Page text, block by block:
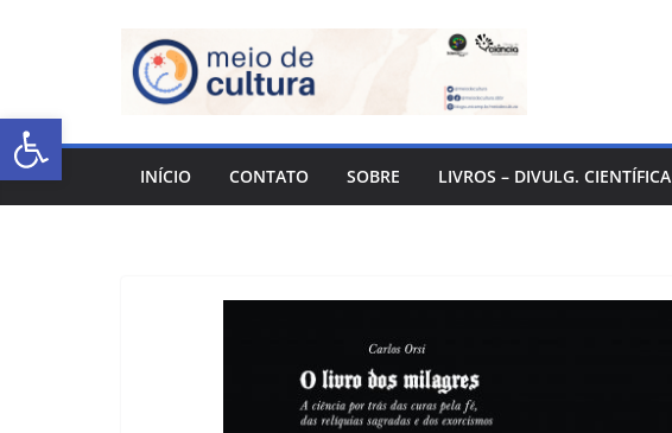
Abrir a barra de ferramentas
INÍCIO CONTATO SOBRE LIVROS – DIVULG. CIENTÍFICA